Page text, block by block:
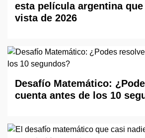
esta película argentina
vista de 2026
Desafío Matemático:
cuenta antes de los 10